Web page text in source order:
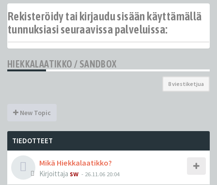
Rekisteröidy tai kirjaudu sisään käyttämällä
tunnuksiasi seuraavissa palveluissa:
HIEKKALAATIKKO / SANDBOX
8 viestiketjua
New Topic
TIEDOTTEET
Mikä Hiekkalaatikko?
Kirjoittaja sw - 26.11.06 20:04